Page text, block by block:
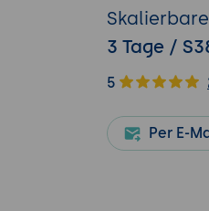
3 Tage /
5
Per E-